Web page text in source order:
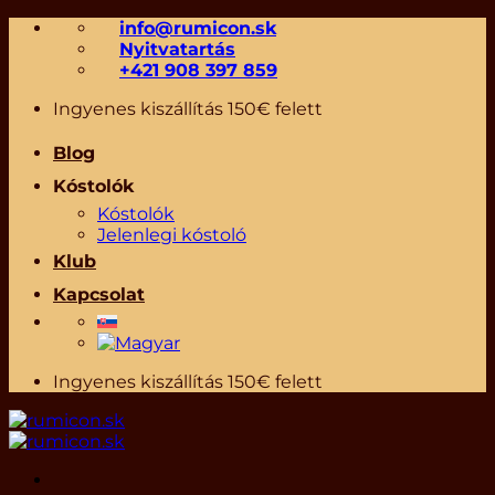
Skip
content
info@rumicon.sk
Nyitvatartás
+421 908 397 859
Ingyenes kiszállítás 150€ felett
Blog
Kóstolók
Kóstolók
Jelenlegi kóstoló
Klub
Kapcsolat
Ingyenes kiszállítás 150€ felett